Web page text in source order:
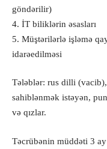
göndərilir)
4. İT biliklərin əsasları
5. Müştərilərlə işləmə
idarəedilməsi
Tələblər: rus dilli
sahiblənmək istəyən,
və qızlar.
Təcrübənin müddəti 3